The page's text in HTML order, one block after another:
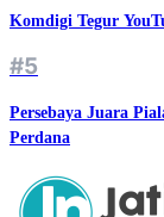
Komdigi Tegur
#5
Persebaya Juara
Perdana